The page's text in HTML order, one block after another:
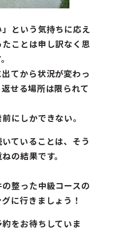
」という気持ちに応え
たことは申し訳なく思
てから状況が変わっ
せる場所は限られて
にしかできない。
ていることは、そう
の結果です。
整った中級コースの
に行きましょう！
をお待ちしていま